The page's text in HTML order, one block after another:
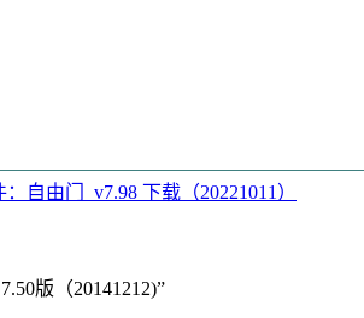
自由门_v7.98 下载（20221011）
版（20141212)”